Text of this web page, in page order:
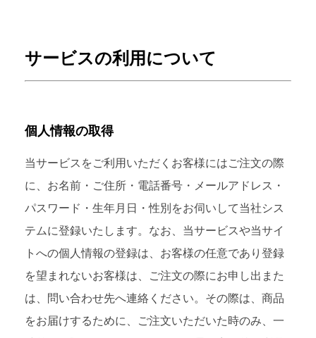
サービスの利用について
個人情報の取得
当サービスをご利用いただくお客様にはご注文の際
に、お名前・ご住所・電話番号・メールアドレス・
パスワード・生年月日・性別をお伺いして当社シス
テムに登録いたします。なお、当サービスや当サイ
トへの個人情報の登録は、お客様の任意であり登録
を望まれないお客様は、ご注文の際にお申し出また
は、問い合わせ先へ連絡ください。その際は、商品
をお届けするために、ご注文いただいた時のみ、一